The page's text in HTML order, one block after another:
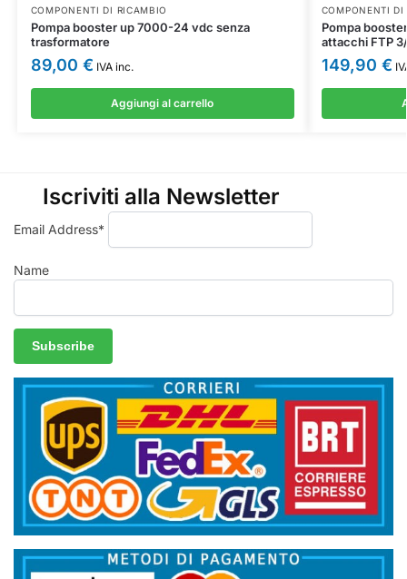
COMPONENTI DI RICAMBIO
Pompa booster up 7000-24 vdc senza
trasformatore
89,00 € IVA inc.
Aggiungi al carrello
COMPONENTI DI
Pompa
attacchi FTP
149,90 €
Iscriviti alla Newsletter
Email Address*
Name